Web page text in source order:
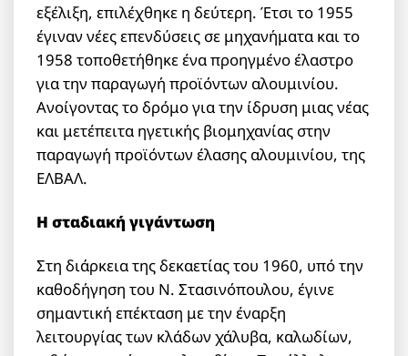
εξέλιξη, επιλέχθηκε η δεύτερη. Έτσι το 1955
έγιναν νέες επενδύσεις σε μηχανήματα και το
1958 τοποθετήθηκε ένα προηγμένο έλαστρο
για την παραγωγή προϊόντων αλουμινίου.
Ανοίγοντας το δρόμο για την ίδρυση μιας νέας
και μετέπειτα ηγετικής βιομηχανίας στην
παραγωγή προϊόντων έλασης αλουμινίου, της
ΕΛΒΑΛ.
Η σταδιακή γιγάντωση
Στη διάρκεια της δεκαετίας του 1960, υπό την
καθοδήγηση του Ν. Στασινόπουλου, έγινε
σημαντική επέκταση με την έναρξη
λειτουργίας των κλάδων χάλυβα, καλωδίων,